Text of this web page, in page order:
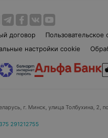
договор Пользовательское
настройки cookie
г. Минск, улица Толбухина, 2,
291212755